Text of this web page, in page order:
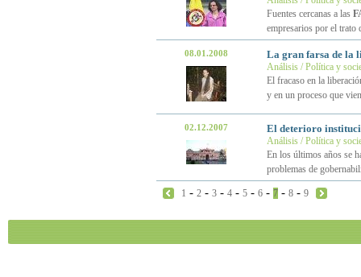
Fuentes cercanas a las
empresarios por el trato
08.01.2008 La gran farsa de la
Análisis / Política y
El fracaso en la
y en un proceso que
02.12.2007 El deterioro
Análisis / Política y
En los últimos años se
problemas de
1 - 2 - 3 - 4 - 5 - 6 - 7 - 8 - 9